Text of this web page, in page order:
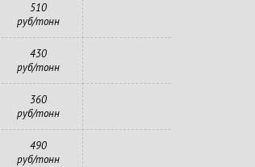
510
руб/тонн
430
руб/тонн
360
руб/тонн
490
руб/тонн